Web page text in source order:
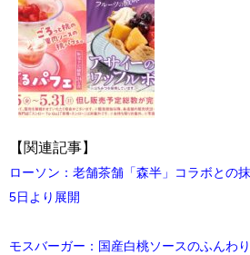
【関連記事】
ローソン：老舗茶舗「森半」コラボとの
5日より展開
モスバーガー：国産白桃ソースのふんわ